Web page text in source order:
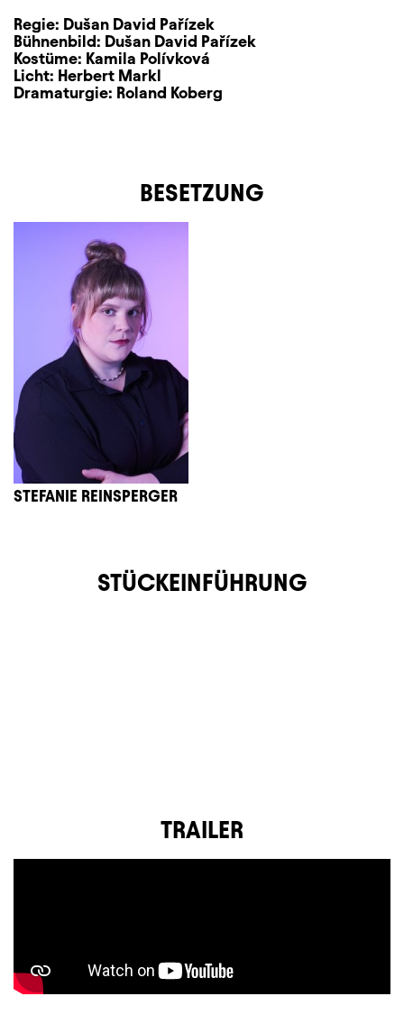
Regie: Dušan David Pařízek
Bühnenbild: Dušan David Pařízek
Kostüme: Kamila Polívková
Licht: Herbert Markl
Dramaturgie: Roland Koberg
BESETZUNG
STEFANIE REINSPERGER
STÜCKEINFÜHRUNG
TRAILER